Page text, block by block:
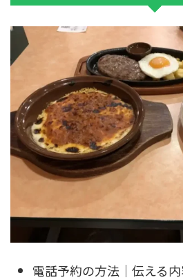
電話予約の方法｜伝える